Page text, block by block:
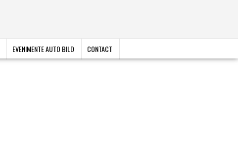
EVENIMENTE AUTO BILD CONTACT